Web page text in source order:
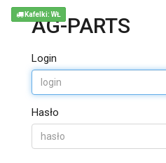
AG-PARTS
Login
Hasło
Kafelki: WŁ